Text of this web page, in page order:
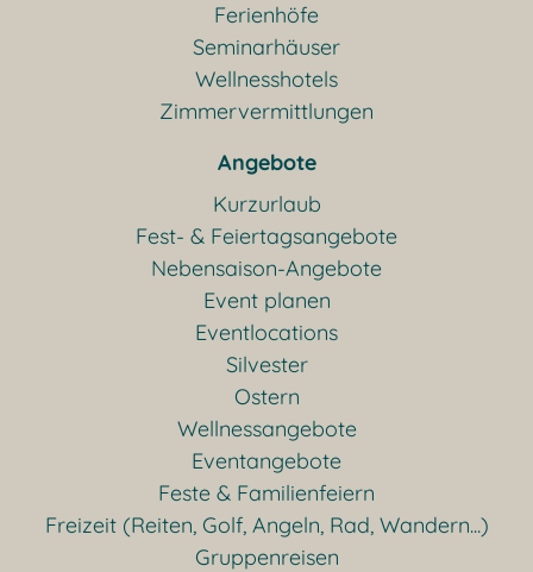
Ferienhöfe
Seminarhäuser
Wellnesshotels
Zimmervermittlungen
Angebote
Kurzurlaub
Fest- & Feiertagsangebote
Nebensaison-Angebote
Event planen
Eventlocations
Silvester
Ostern
Wellnessangebote
Eventangebote
Feste & Familienfeiern
Freizeit (Reiten, Golf, Angeln, Rad, Wandern...)
Gruppenreisen